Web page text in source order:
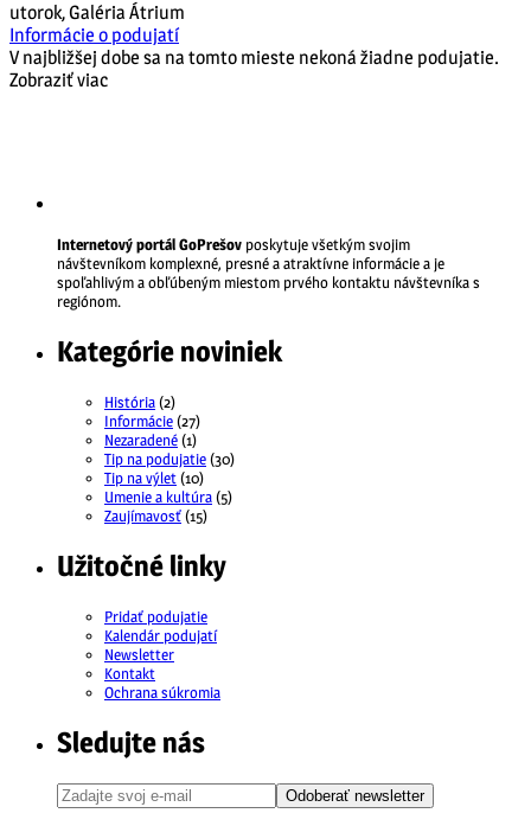
utorok,Galéria Átrium
Informácie o podujatí
V najbližšej dobe sa na tomto mieste nekoná žiadne podujatie.
Zobraziť viac
Internetový portál GoPrešov poskytuje všetkým svojim
návštevníkom komplexné, presné a atraktívne informácie a je
spoľahlivým a obľúbeným miestom prvého kontaktu návštevníka s
regiónom.
Kategórie noviniek
História(2)
Informácie(27)
Nezaradené(1)
Tip na podujatie(30)
Tip na výlet(10)
Umenie a kultúra(5)
Zaujímavosť(15)
Užitočné linky
Pridať podujatie
Kalendár podujatí
Newsletter
Kontakt
Ochrana súkromia
Sledujte nás
Odoberať newsletter